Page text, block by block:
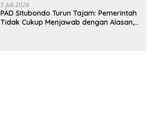
5 Juli 2026
PAD Situbondo Turun Tajam: Pemerintah
Tidak Cukup Menjawab dengan Alasan,